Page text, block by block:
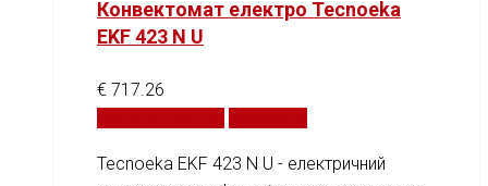
Конвектомат електро Tecnoeka
EKF 423 N U
€ 717.26
Tecnoeka EKF 423 N U - електричний